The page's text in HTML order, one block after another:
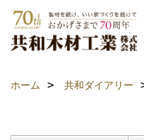
ホーム 共和ダイアリー